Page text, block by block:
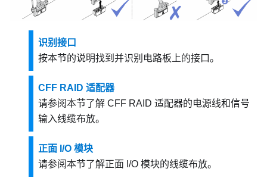
识别接口
按本节的说明找到并识别电路板上的接口。
CFF RAID 适配器
请参阅本节了解 CFF RAID 适配器的电源线和信号
输入线缆布放。
正面 I/O 模块
请参阅本节了解正面 I/O 模块的线缆布放。